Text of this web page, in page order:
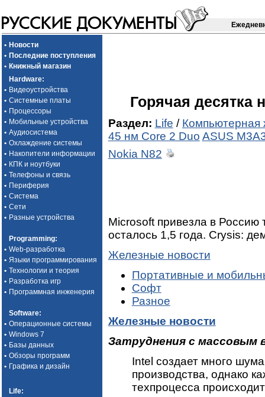
• Новости
• Последние поступления
• Книжный магазин
Hardware:
• Видеоустройства
• Системные платы
• Процессоры
• Мобильные устройства
• Аудиосистема
• Охлаждение системы
• Накопители информации
• КПК и ноутбуки
• Телефоны и связь
• Периферия
• Система
• Сети
• Разные устройства
Programming:
• Web-разработка
• Языки программирования
• Технологии и теория
• Разработка игр
• Программная инженерия
Software:
• Операционные системы
• Windows 7
• Базы данных
• Обзоры программ
• Графика и дизайн
Life:
Горячая десятка
Раздел: Life / Компьютерная
45 нм Core 2 Duo ASUS
Nokia N82
Microsoft привезла в
осталось 1,5 года. Crysis:
Железные новости
Портативные и
Софт
Разное
Железные новости
Затруднения с массовым
Intel создает много
производства, однако
техпроцесса